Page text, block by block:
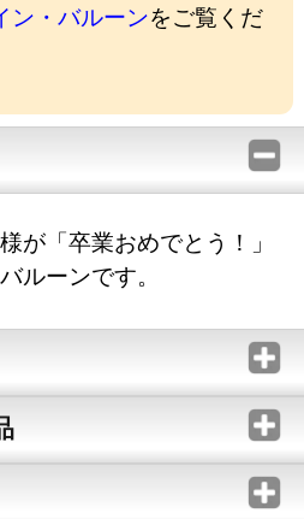
ン・バルーンをご覧くだ
が「卒業おめでとう！」
ルーンです。